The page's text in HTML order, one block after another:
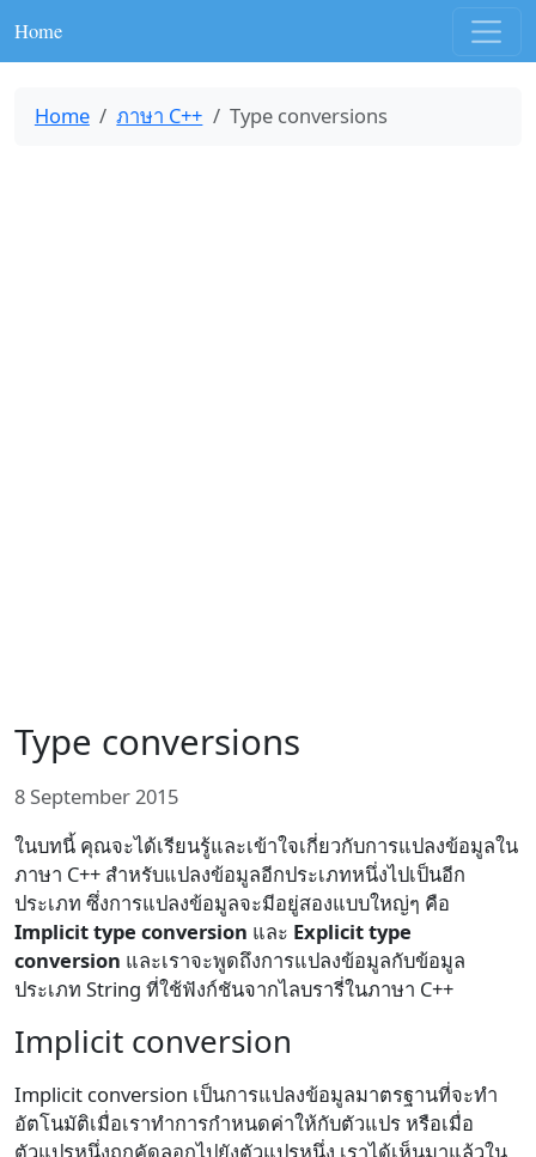
Home
Home ภาษา C++ Type conversions
Type conversions
8 September 2015
ในบทนี้ คุณจะได้เรียนรู้และเข้าใจเกี่ยวกับการแปลงข้อมูลใน
ภาษา C++ สำหรับแปลงข้อมูลอีกประเภทหนึ่งไปเป็นอีก
ประเภท ซึ่งการแปลงข้อมูลจะมีอยู่สองแบบใหญ่ๆ คือ
Implicit type conversion และ Explicit type
conversion และเราจะพูดถึงการแปลงข้อมูลกับข้อมูล
ประเภท String ที่ใช้ฟังก์ชันจากไลบรารี่ในภาษา C++
Implicit conversion
Implicit conversion เป็นการแปลงข้อมูลมาตรฐานที่จะทำ
อัตโนมัติเมื่อเราทำการกำหนดค่าให้กับตัวแปร หรือเมื่อ
ตัวแปรหนึ่งถูกคัดลอกไปยังตัวแปรหนึ่ง เราได้เห็นมาแล้วใน